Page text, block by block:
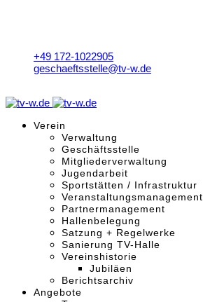
+49 172-1022905
geschaeftsstelle@tv-w.de
Verein
Verwaltung
Geschäftsstelle
Mitgliederverwaltung
Jugendarbeit
Sportstätten / Infrastruktur
Veranstaltungsmanagement
Partnermanagement
Hallenbelegung
Satzung + Regelwerke
Sanierung TV-Halle
Vereinshistorie
Jubiläen
Berichtsarchiv
Angebote